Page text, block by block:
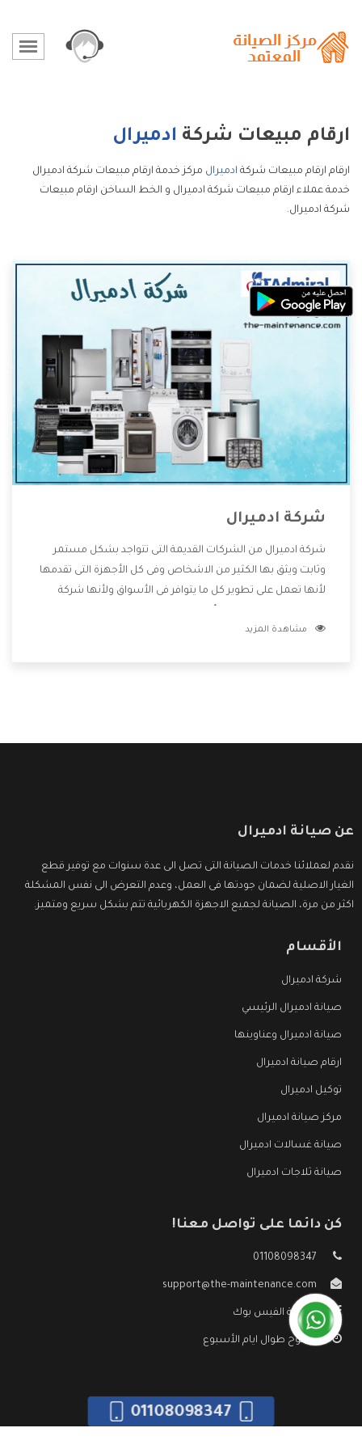
ارقام مبيعات شركة ادميرال
ارقام ارقام مبيعات شركة ادميرال مركز خدمة ارقام مبيعات شركة ادميرال
خدمة عملاء ارقام مبيعات شركة ادميرال و الخط الساخن ارقام مبيعات
شركة ادميرال.
شركة ادميرال
شركة ادميرال من الشركات القديمة التى تتواجد بشكل مستمر
وثابت ويثق بها الكثير من الاشخاص وفى كل الأجهزة التى تقدمها
لأنها تعمل على تطوير كل ما يتوافر فى الأسواق ولأنها شركة
وتقدم للعملاء أقوى العروض والخصومات التى تسهل على
مشاهدة المزيد
عن صيانة ادميرال
نقدم لعملائنا خدمات الصيانة التى تصل الى عدة سنوات مع توفير قطع
الغيار الاصلية لضمان جودتها فى العمل، وعدم التعرض الى نفس المشكلة
اكثر من مرة، الصيانة لجميع الاجهزة الكهربائية تتم بشكل سريع ومتميز.
الأقسام
شركة ادميرال
صيانة ادميرال الرئيسي
صيانة ادميرال وعناوينها
ارقام صيانة ادميرال
توكيل ادميرال
مركز صيانة ادميرال
صيانة غسالات ادميرال
صيانة ثلاجات ادميرال
كن دائما على تواصل معنا!
01108098347
support@the-maintenance.com
صفحة الفيس بوك
مفتوح طوال ايام الأسبوع
01108098347